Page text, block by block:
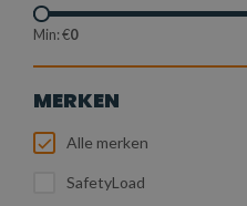
Min: €0
MERKEN
Alle merken
SafetyLoad